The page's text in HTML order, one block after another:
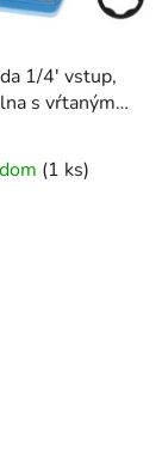
1/4' vstup,
s vŕtanými
(1 ks)